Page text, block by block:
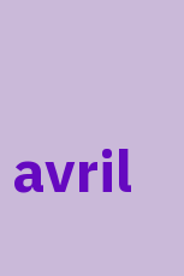
avril